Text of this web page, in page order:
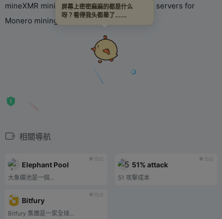
mineXMR mining pool uses multiple global servers for
Monero mining
相關導航
tbd
Elephant Pool
大象礦池是一個...
tbd
51% attack
51 攻擊成本
tbd
Bitfury
Bitfury 集團是一家全球...
屏幕上密密麻麻的都是什么
呀？看得我头都晕了……